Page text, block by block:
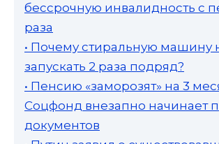
бессрочную инвалидность с
раза
• Почему стиральную машину
запускать 2 раза подряд?
• Пенсию «заморозят» на 3
Соцфонд внезапно начинает
документов